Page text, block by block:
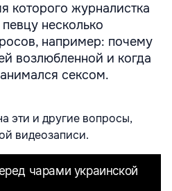
которого журналистка
несколько
например: почему
возлюбленной и когда
сексом.
эти и другие вопросы,
видеозаписи.